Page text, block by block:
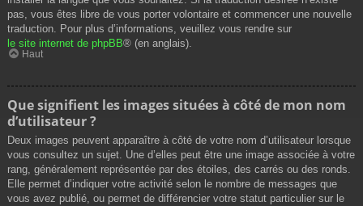
pas, vous êtes libre de vous porter volontaire et commencer une nouvelle
traduction. Pour plus d’informations, veuillez vous rendre sur
le site internet de phpBB® (en anglais).
Haut
Que signifient les images situées à côté de mon nom
d’utilisateur ?
Deux images peuvent apparaître à côté de votre nom d’utilisateur lorsque
vous consultez un sujet. Une d’elles peut être une image associée à votre
rang, généralement représentée par des étoiles, des carrés ou des ronds.
Elle permet d’indiquer votre activité selon le nombre de messages que
vous avez publié, ou permet de différencier votre statut particulier sur le